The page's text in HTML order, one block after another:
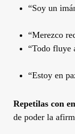
“Soy un
“Merezco
“Todo fluye
“Estoy en
Repetilas con
de poder la